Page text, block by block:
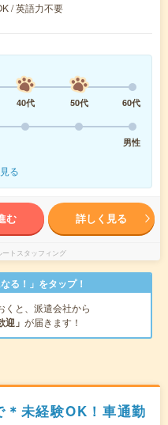
/ 英語力不要
40代 50代
60代
男性
る
む 詳しく見る
トスタッフィング
る！」をタップ！
くと、派遣会社から
迎」 が届きます！
＊未経験OK！車通勤